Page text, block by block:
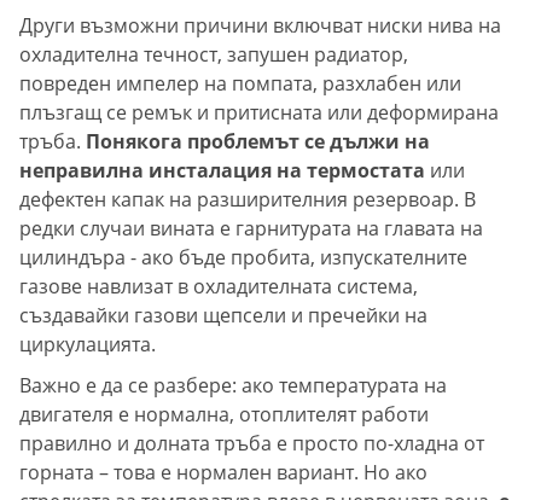
Други възможни причини включват ниски нива на
охладителна течност, запушен радиатор,
повреден импелер на помпата, разхлабен или
плъзгащ се ремък и притисната или деформирана
тръба. Понякога проблемът се дължи на
неправилна инсталация на термостата или
дефектен капак на разширителния резервоар. В
редки случаи вината е гарнитурата на главата на
цилиндъра - ако бъде пробита, изпускателните
газове навлизат в охладителната система,
създавайки газови щепсели и пречейки на
циркулацията.
Важно е да се разбере: ако температурата на
двигателя е нормална, отоплителят работи
правилно и долната тръба е просто по-хладна от
горната – това е нормален вариант. Но ако